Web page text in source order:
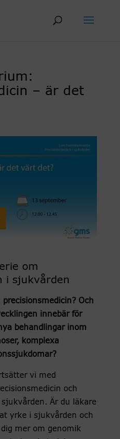
– är det
om
i sjukvården
Och
innebär för
behandlingar inom
komplexa
vi med
och
Är du läkare
yrke i sjukvården och
mer om genomik